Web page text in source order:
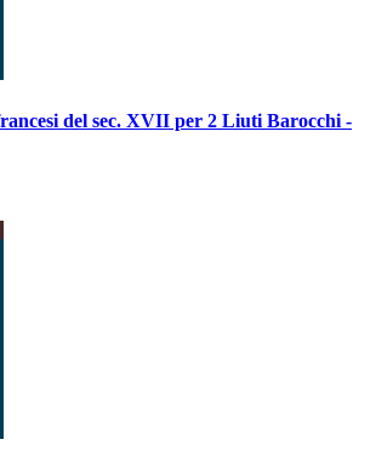
del sec. XVII per 2 Liuti Barocchi -